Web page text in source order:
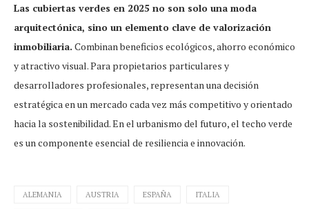
Las cubiertas verdes en 2025 no son solo una moda
arquitectónica, sino un elemento clave de valorización
inmobiliaria. Combinan beneficios ecológicos, ahorro económico
y atractivo visual. Para propietarios particulares y
desarrolladores profesionales, representan una decisión
estratégica en un mercado cada vez más competitivo y orientado
hacia la sostenibilidad. En el urbanismo del futuro, el techo verde
es un componente esencial de resiliencia e innovación.
ALEMANIA AUSTRIA ESPAÑA ITALIA